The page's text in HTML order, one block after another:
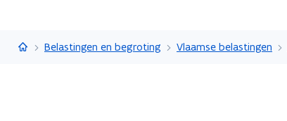
Vlaanderen.be
Belastingen en begroting Vlaamse belastingen